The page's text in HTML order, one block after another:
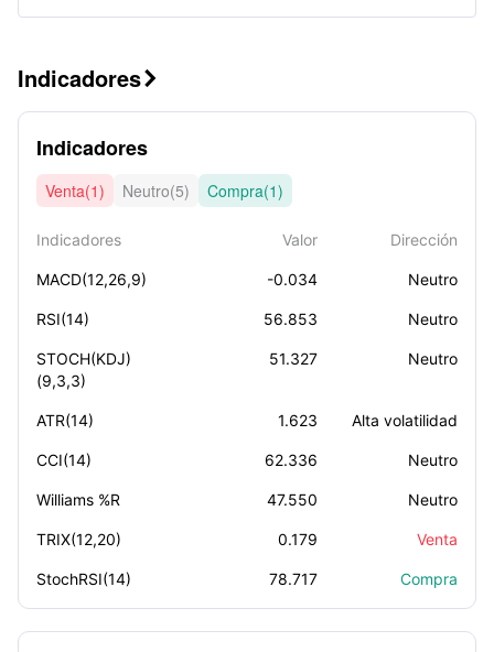
Indicadores
Indicadores
Venta(1) Neutro(5) Compra(1)
Indicadores Valor Dirección
MACD(12,26,9) -0.034 Neutro
RSI(14) 56.853 Neutro
STOCH(KDJ)
(9,3,3)
51.327 Neutro
ATR(14) 1.623 Alta volatilidad
CCI(14) 62.336 Neutro
Williams %R 47.550 Neutro
TRIX(12,20) 0.179 Venta
StochRSI(14) 78.717 Compra